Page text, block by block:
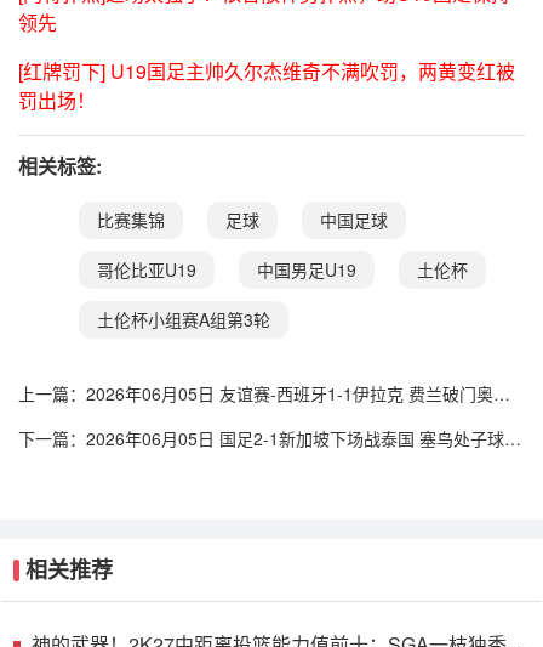
领先
[红牌罚下] U19国足主帅久尔杰维奇不满吹罚，两黄变红被
罚出场！
相关标签:
比赛集锦 足球 中国足球
哥伦比亚U19 中国男足U19 土伦杯
土伦杯小组赛A组第3轮
上一篇： 2026年06月05日 友谊赛-西班牙1-1伊拉克 费兰破门奥尔
下一篇： 2026年06月05日 国足2-1新加坡下场战泰国 塞鸟处子球张
相关推荐